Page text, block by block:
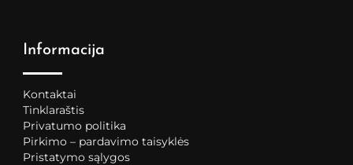
Informacija
Kontaktai
Tinklaraštis
Privatumo politika
Pirkimo – pardavimo taisyklės
Pristatymo sąlygos